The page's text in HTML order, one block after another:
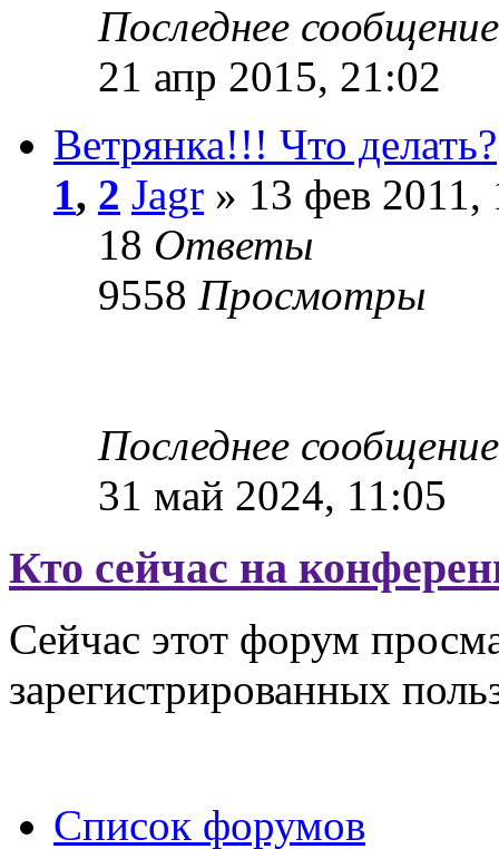
Последнее
21 апр 2015, 21:02
Ветрянка!!! Что делать?
1, 2 Jagr » 13 фев 2011,
18 Ответы
9558 Просмотры
Последнее
31 май 2024, 11:05
Кто сейчас на
Сейчас этот форум
зарегистрированных
Список форумов